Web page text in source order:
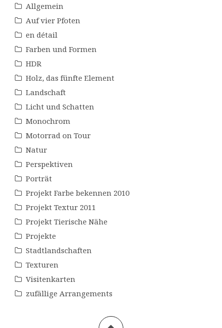
Allgemein
Auf vier Pfoten
en détail
Farben und Formen
HDR
Holz, das fünfte Element
Landschaft
Licht und Schatten
Monochrom
Motorrad on Tour
Natur
Perspektiven
Porträt
Projekt Farbe bekennen 2010
Projekt Textur 2011
Projekt Tierische Nähe
Projekte
Stadtlandschaften
Texturen
Visitenkarten
zufällige Arrangements